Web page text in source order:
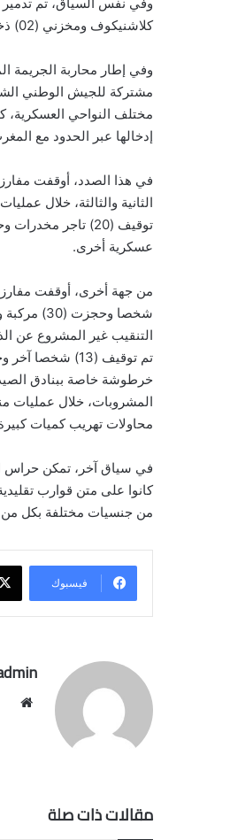
كلاشنيكوف ومخزني (02) ذخيرة بإن أميناس.
وفي إطار محاربة الجريمة
إدخالها عبر الحدود مع
في هذا الصدد، أوقفت
عسكرية أخرى.
المشروبات، خلال عمليات
محاولات تهريب كميات كبيرة من الوقود تُقدر بـ (18252) لتر بكل من
من جنسيات مختلفة بكل
فيسبوك
مقالات ذات صلة